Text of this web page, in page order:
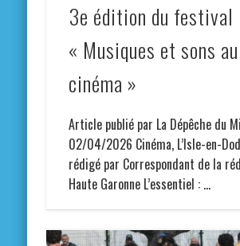
3e édition du festival
« Musiques et sons au
cinéma »
Article publié par La Dépêche du
02/04/2026 Cinéma, L’Isle-en-
rédigé par Correspondant de la
Haute Garonne L’essentiel : …